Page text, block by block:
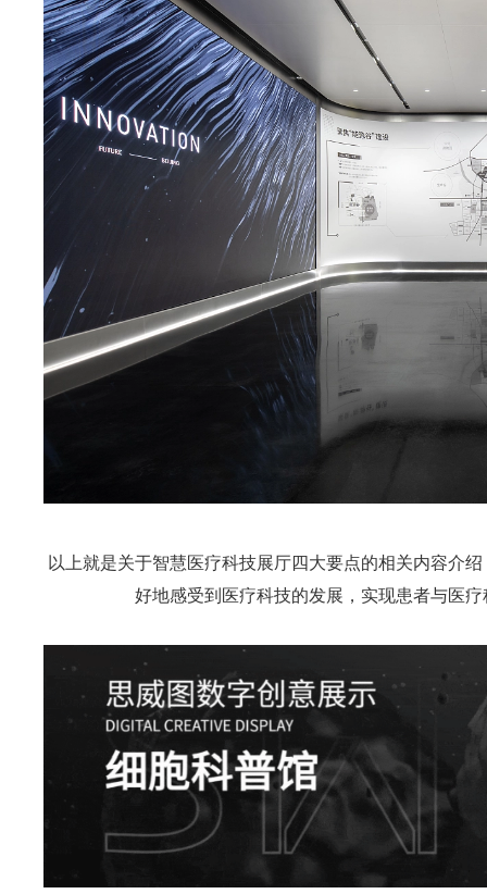
以上就是关于智慧医疗科技展厅四大要点的相关内容介
好地感受到医疗科技的发展，实现患者与医